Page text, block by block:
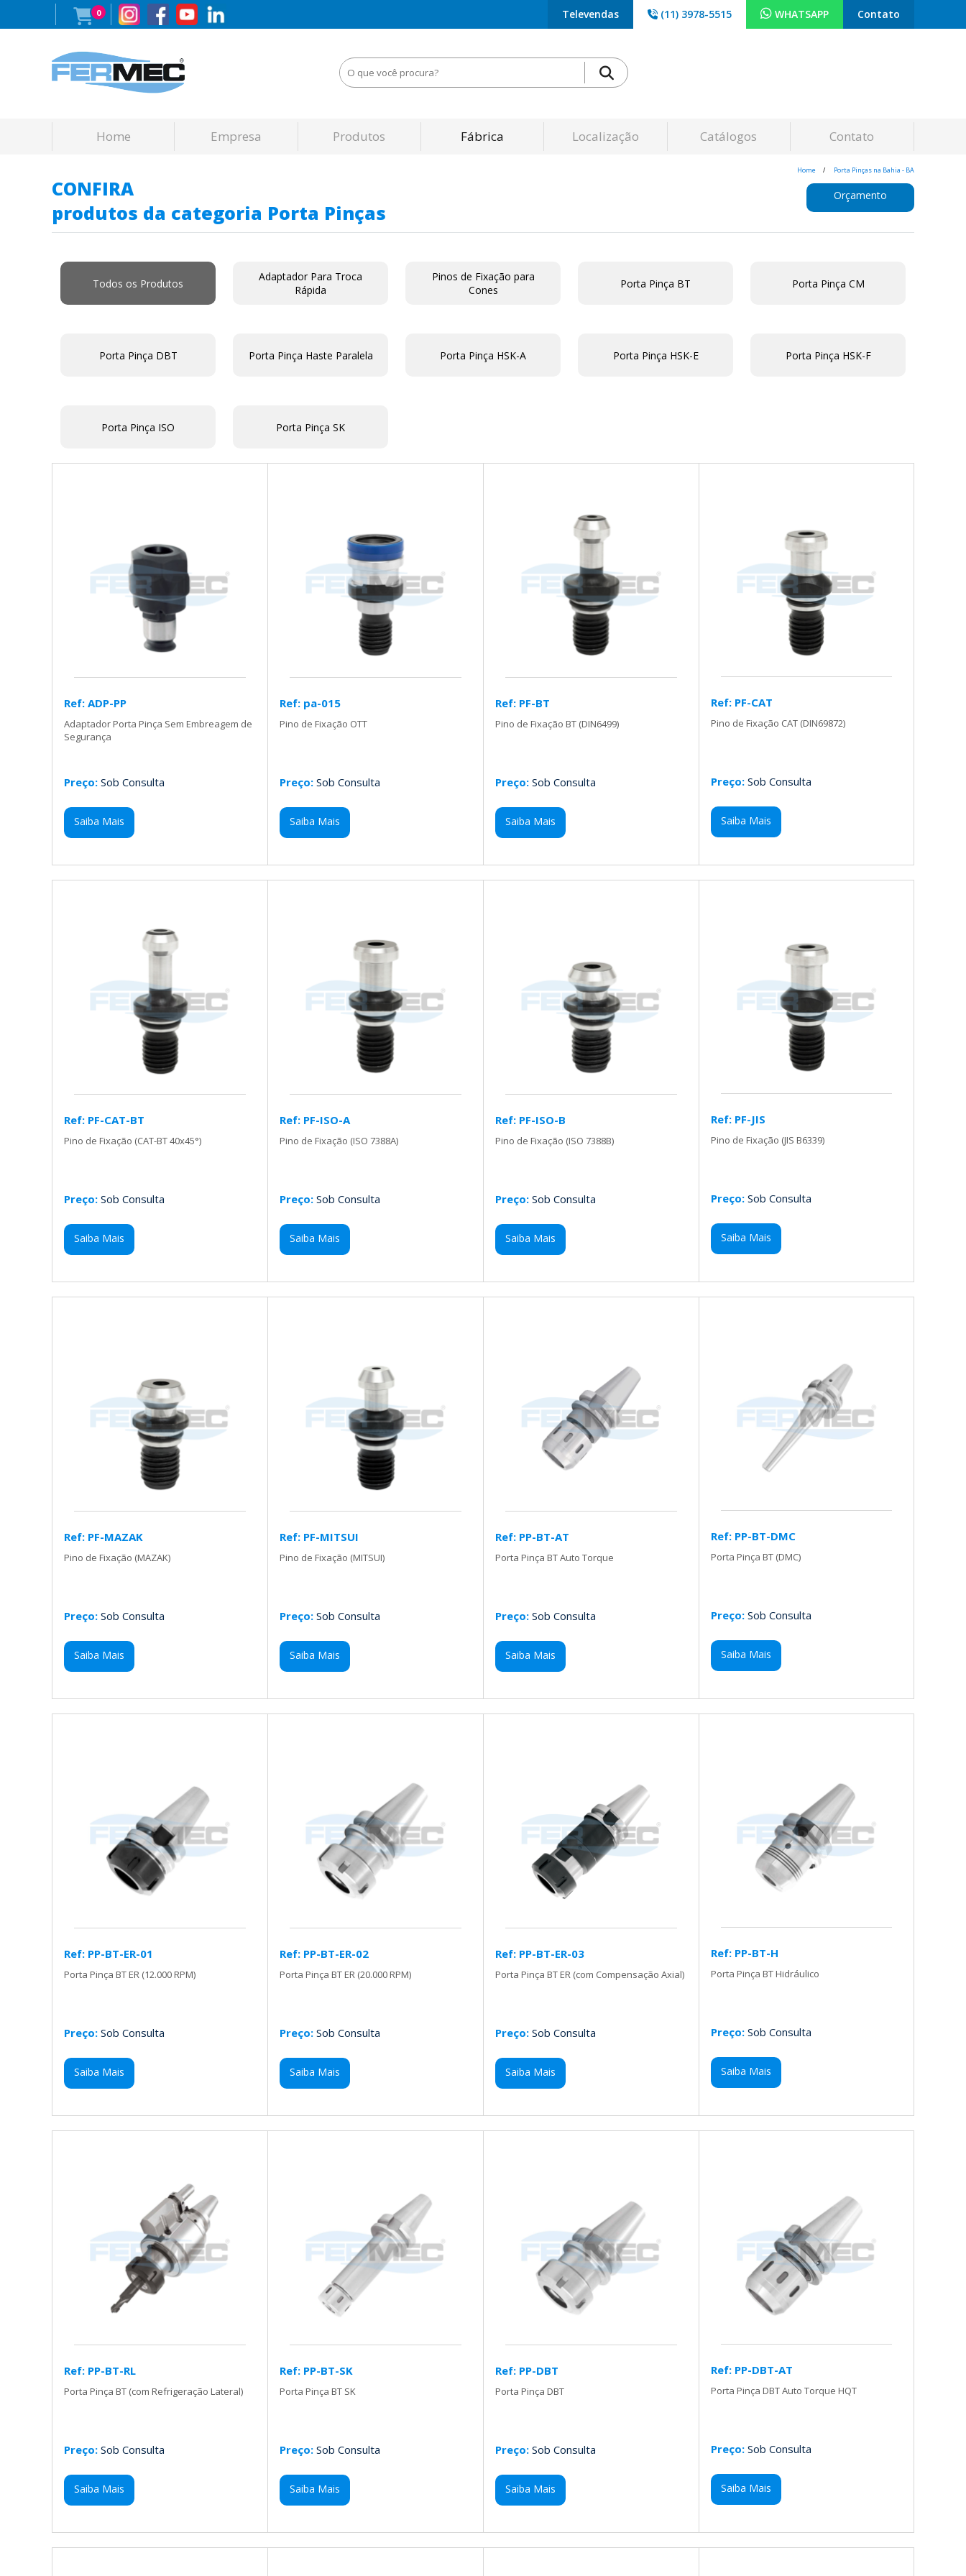
0 Contato
WHATSAPP
(11) 3978-5515
Televendas
Home Empresa Produtos Fábrica Localização Catálogos Contato
Home Porta Pinças na Bahia - BA
CONFIRA
produtos da categoria Porta Pinças
Orçamento
Todos os Produtos
Adaptador Para Troca
Rápida
Pinos de Fixação para
Cones
Porta Pinça BT Porta Pinça CM
Porta Pinça DBT Porta Pinça Haste Paralela Porta Pinça HSK-A Porta Pinça HSK-E Porta Pinça HSK-F
Porta Pinça ISO Porta Pinça SK
Ref: ADP-PP
Adaptador Porta Pinça Sem Embreagem de
Segurança
Preço: Sob Consulta
Saiba Mais
Ref: pa-015
Pino de Fixação OTT
Preço: Sob Consulta
Saiba Mais
Ref: PF-BT
Pino de Fixação BT (DIN6499)
Preço: Sob Consulta
Saiba Mais
Ref: PF-CAT
Pino de Fixação CAT (DIN69872)
Preço: Sob Consulta
Saiba Mais
Ref: PF-CAT-BT
Pino de Fixação (CAT-BT 40x45°)
Preço: Sob Consulta
Saiba Mais
Ref: PF-ISO-A
Pino de Fixação (ISO 7388A)
Preço: Sob Consulta
Saiba Mais
Ref: PF-ISO-B
Pino de Fixação (ISO 7388B)
Preço: Sob Consulta
Saiba Mais
Ref: PF-JIS
Pino de Fixação (JIS B6339)
Preço: Sob Consulta
Saiba Mais
Ref: PF-MAZAK
Pino de Fixação (MAZAK)
Preço: Sob Consulta
Saiba Mais
Ref: PF-MITSUI
Pino de Fixação (MITSUI)
Preço: Sob Consulta
Saiba Mais
Ref: PP-BT-AT
Porta Pinça BT Auto Torque
Preço: Sob Consulta
Saiba Mais
Ref: PP-BT-DMC
Porta Pinça BT (DMC)
Preço: Sob Consulta
Saiba Mais
Ref: PP-BT-ER-01
Porta Pinça BT ER (12.000 RPM)
Preço: Sob Consulta
Saiba Mais
Ref: PP-BT-ER-02
Porta Pinça BT ER (20.000 RPM)
Preço: Sob Consulta
Saiba Mais
Ref: PP-BT-ER-03
Porta Pinça BT ER (com Compensação Axial)
Preço: Sob Consulta
Saiba Mais
Ref: PP-BT-H
Porta Pinça BT Hidráulico
Preço: Sob Consulta
Saiba Mais
Ref: PP-BT-RL
Porta Pinça BT (com Refrigeração Lateral)
Preço: Sob Consulta
Saiba Mais
Ref: PP-BT-SK
Porta Pinça BT SK
Preço: Sob Consulta
Saiba Mais
Ref: PP-DBT
Porta Pinça DBT
Preço: Sob Consulta
Saiba Mais
Ref: PP-DBT-AT
Porta Pinça DBT Auto Torque HQT
Preço: Sob Consulta
Saiba Mais